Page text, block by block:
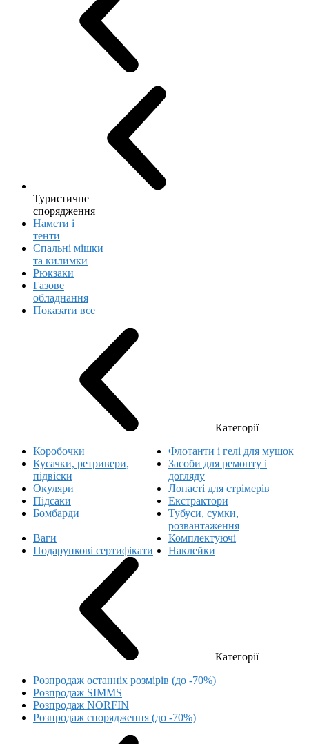
Туристичне
спорядження
Намети і
тенти
Спальні мішки
та килимки
Рюкзаки
Газове
обладнання
Показати все
Категорії
Коробочки
Флотанти і гелі для мушок
Кусачки, ретривери,
підвіски
Засоби для ремонту і
догляду
Окуляри
Лопасті для стрімерів
Підсаки
Екстрактори
Бомбарди
Тубуси, сумки,
розвантаження
Ваги
Комплектуючі
Подарункові сертифікати
Наклейки
Категорії
Розпродаж останніх розмірів (до -70%)
Розпродаж SIMMS
Розпродаж NORFIN
Розпродаж спорядження (до -70%)